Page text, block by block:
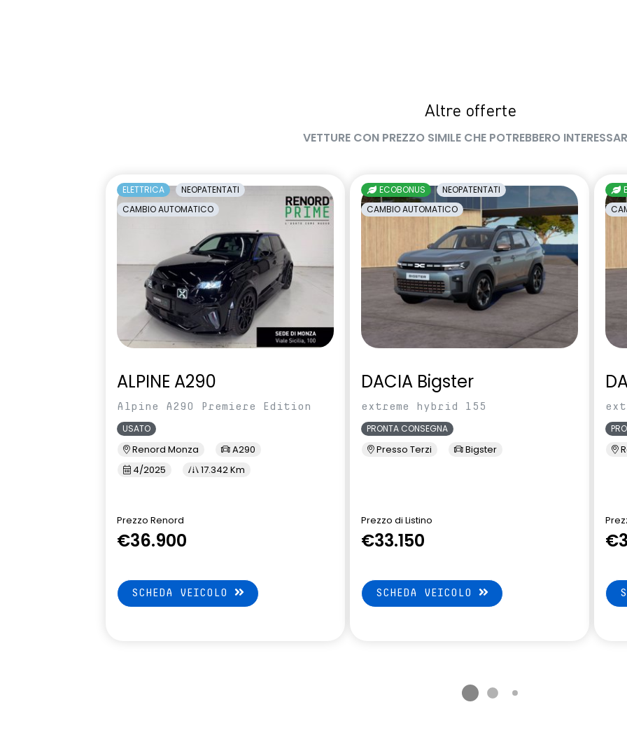
Altre offerte
VETTURE CON PREZZO SIMILE CHE POTREBBERO
ELETTRICA
NEOPATENTATI
CAMBIO AUTOMATICO
ALPINE A290
Alpine A290 Premiere Edition
USATO
Renord Monza
A290
4/2025
17.342 Km
Prezzo Renord
€36.900
SCHEDA VEICOLO
ECOBONUS
NEOPATENTATI
CAMBIO AUTOMATICO
DACIA Bigster
extreme hybrid 155
PRONTA CONSEGNA
Presso Terzi Bigster
Prezzo di Listino
€33.150
SCHEDA VEICOLO